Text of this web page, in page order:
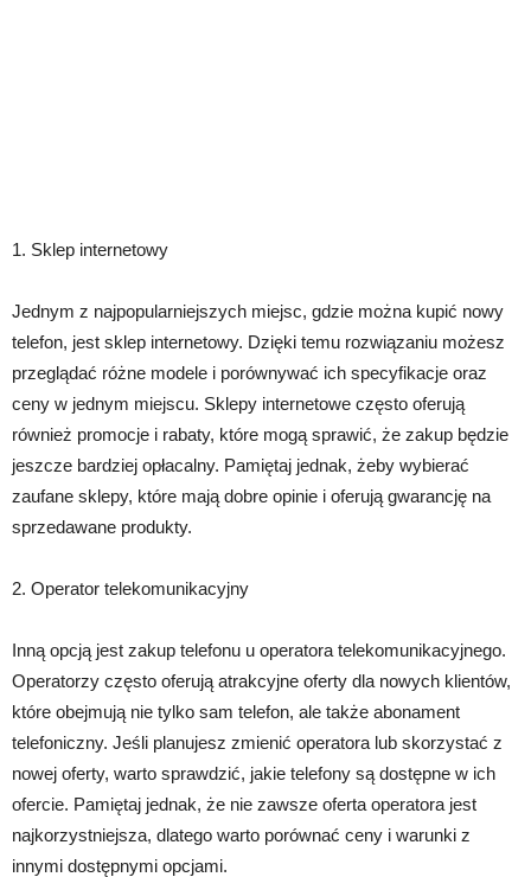
1. Sklep internetowy
Jednym z najpopularniejszych miejsc, gdzie można kupić nowy
telefon, jest sklep internetowy. Dzięki temu rozwiązaniu możesz
przeglądać różne modele i porównywać ich specyfikacje oraz
ceny w jednym miejscu. Sklepy internetowe często oferują
również promocje i rabaty, które mogą sprawić, że zakup będzie
jeszcze bardziej opłacalny. Pamiętaj jednak, żeby wybierać
zaufane sklepy, które mają dobre opinie i oferują gwarancję na
sprzedawane produkty.
2. Operator telekomunikacyjny
Inną opcją jest zakup telefonu u operatora telekomunikacyjnego.
Operatorzy często oferują atrakcyjne oferty dla nowych klientów,
które obejmują nie tylko sam telefon, ale także abonament
telefoniczny. Jeśli planujesz zmienić operatora lub skorzystać z
nowej oferty, warto sprawdzić, jakie telefony są dostępne w ich
ofercie. Pamiętaj jednak, że nie zawsze oferta operatora jest
najkorzystniejsza, dlatego warto porównać ceny i warunki z
innymi dostępnymi opcjami.